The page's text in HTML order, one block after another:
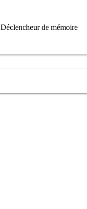
Déclencheur de mémoire